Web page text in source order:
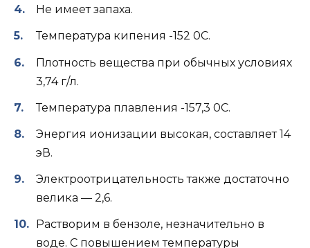
Не имеет запаха.
Температура кипения -152 0С.
Плотность вещества при обычных условиях
3,74 г/л.
Температура плавления -157,3 0С.
Энергия ионизации высокая, составляет 14
эВ.
Электроотрицательность также достаточно
велика — 2,6.
Растворим в бензоле, незначительно в
воде. С повышением температуры